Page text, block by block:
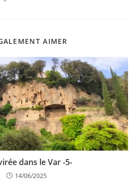
AIMER
dans le Var -5-
14/06/2025